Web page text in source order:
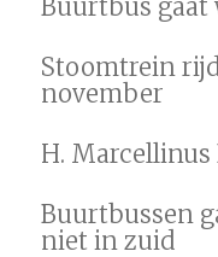
Buurtbus gaat
Stoomtrein
november
H. Marcellinus
Buurtbussen
niet in zuid